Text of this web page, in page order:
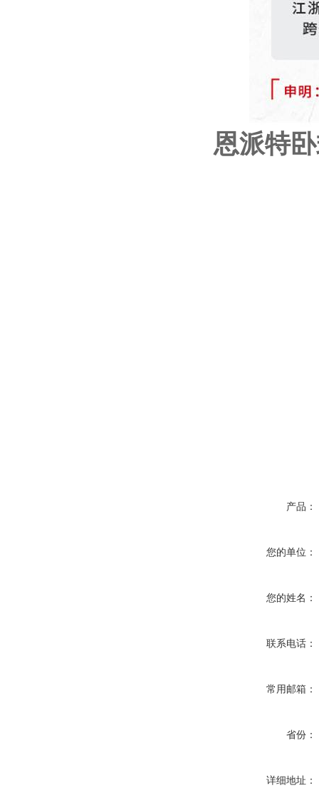
恩派特
产品：
您的单位：
您的姓名：
联系电话：
常用邮箱：
省份：
详细地址：